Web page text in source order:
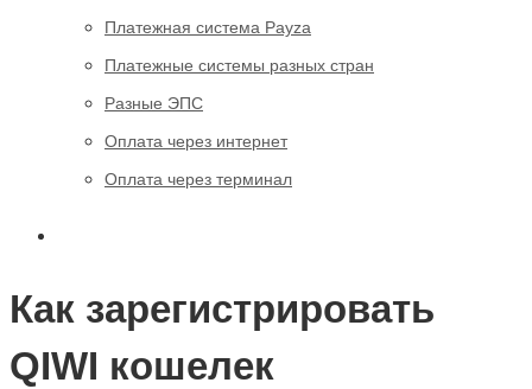
Платежная система Payza
Платежные системы разных стран
Разные ЭПС
Оплата через интернет
Оплата через терминал
Как зарегистрировать
QIWI кошелек